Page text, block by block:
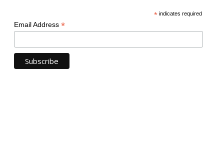
* indicates required
Email Address *